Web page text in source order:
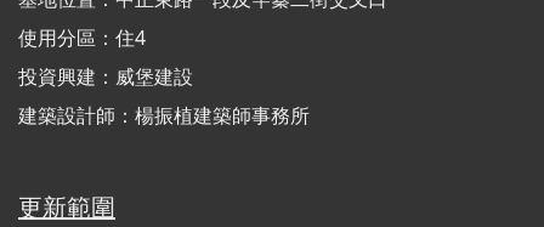
使用分區：住4
投資興建：威堡建設
建築設計師：楊振植建築師事務所
更新範圍